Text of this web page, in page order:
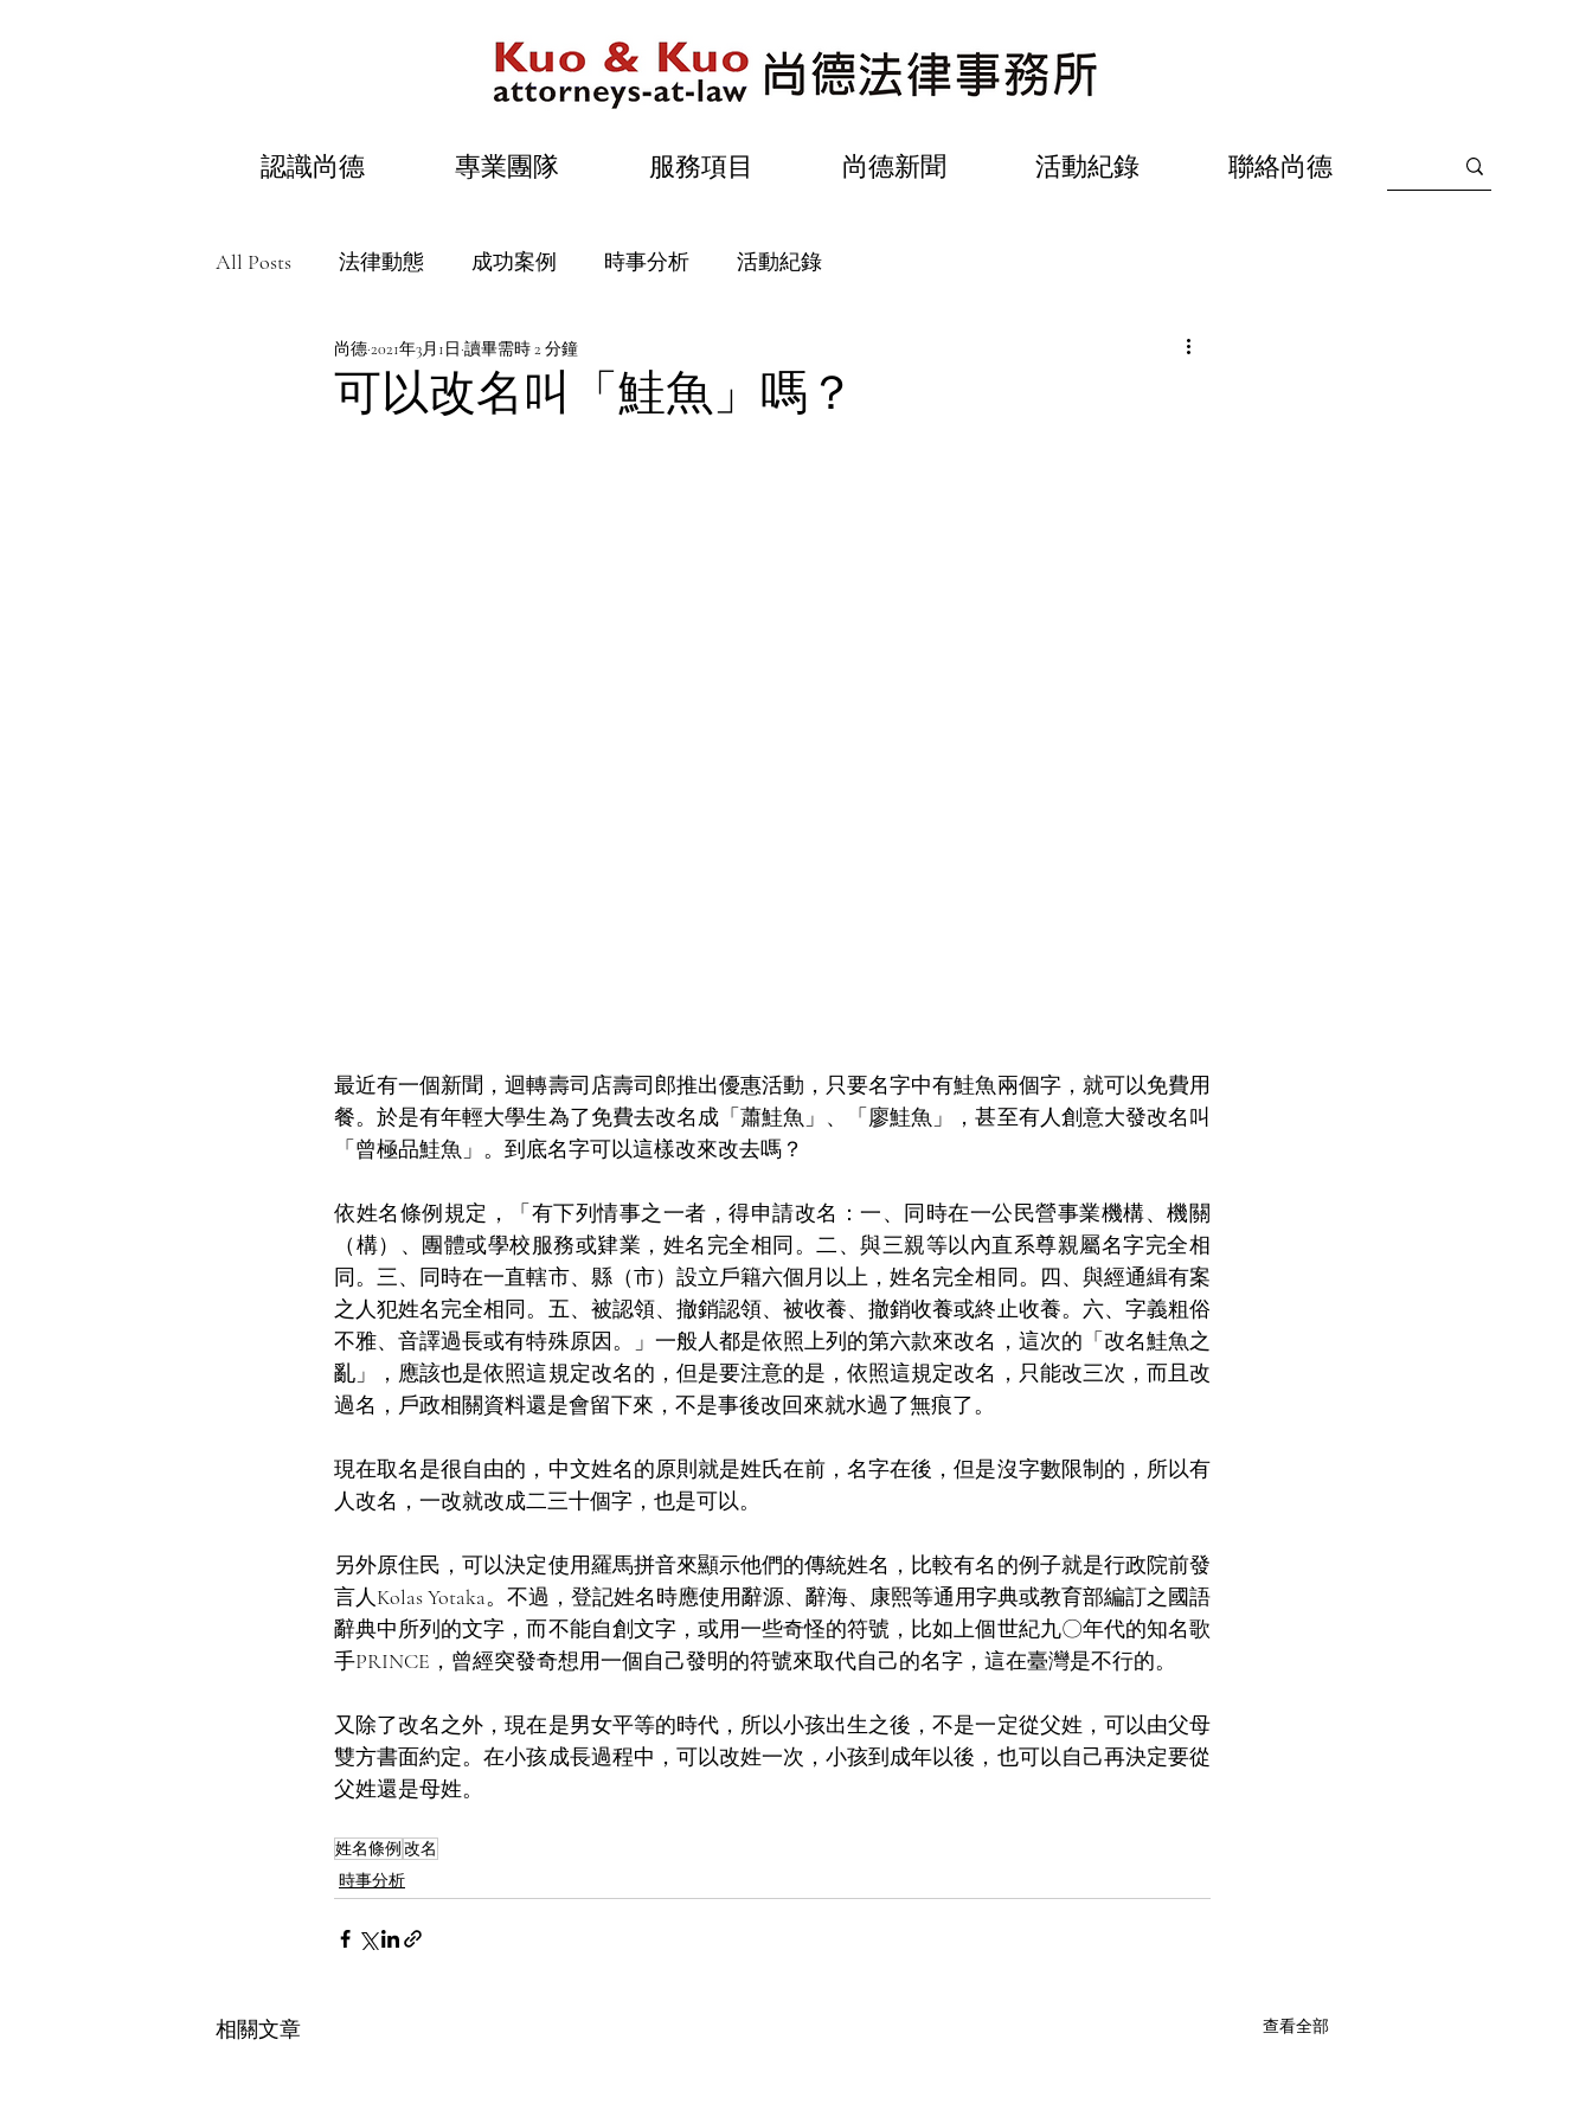
認識尚德 專業團隊 服務項目 尚德新聞 活動紀錄 聯絡尚德
All Posts 法律動態 成功案例 時事分析 活動紀錄
可以改名叫「鮭魚」嗎？
尚德2021年3月1日 讀畢需時 2 分鐘
最近有一個新聞，迴轉壽司店壽司郎推出優惠活動，只要名字中有鮭魚兩個字，就可以免費用
餐。於是有年輕大學生為了免費去改名成「蕭鮭魚」、「廖鮭魚」，甚至有人創意大發改名叫
「曾極品鮭魚」。到底名字可以這樣改來改去嗎？
依姓名條例規定，「有下列情事之一者，得申請改名：一、同時在一公民營事業機構、機關
（構）、團體或學校服務或肄業，姓名完全相同。二、與三親等以內直系尊親屬名字完全相
同。三、同時在一直轄市、縣（市）設立戶籍六個月以上，姓名完全相同。四、與經通緝有案
之人犯姓名完全相同。五、被認領、撤銷認領、被收養、撤銷收養或終止收養。六、字義粗俗
不雅、音譯過長或有特殊原因。」一般人都是依照上列的第六款來改名，這次的「改名鮭魚之
亂」，應該也是依照這規定改名的，但是要注意的是，依照這規定改名，只能改三次，而且改
過名，戶政相關資料還是會留下來，不是事後改回來就水過了無痕了。
現在取名是很自由的，中文姓名的原則就是姓氏在前，名字在後，但是沒字數限制的，所以有
人改名，一改就改成二三十個字，也是可以。
另外原住民，可以決定使用羅馬拼音來顯示他們的傳統姓名，比較有名的例子就是行政院前發
言人Kolas Yotaka。不過，登記姓名時應使用辭源、辭海、康熙等通用字典或教育部編訂之國語
辭典中所列的文字，而不能自創文字，或用一些奇怪的符號，比如上個世紀九〇年代的知名歌
手PRINCE，曾經突發奇想用一個自己發明的符號來取代自己的名字，這在臺灣是不行的。
又除了改名之外，現在是男女平等的時代，所以小孩出生之後，不是一定從父姓，可以由父母
雙方書面約定。在小孩成長過程中，可以改姓一次，小孩到成年以後，也可以自己再決定要從
父姓還是母姓。
姓名條例 改名
時事分析
相關文章 查看全部